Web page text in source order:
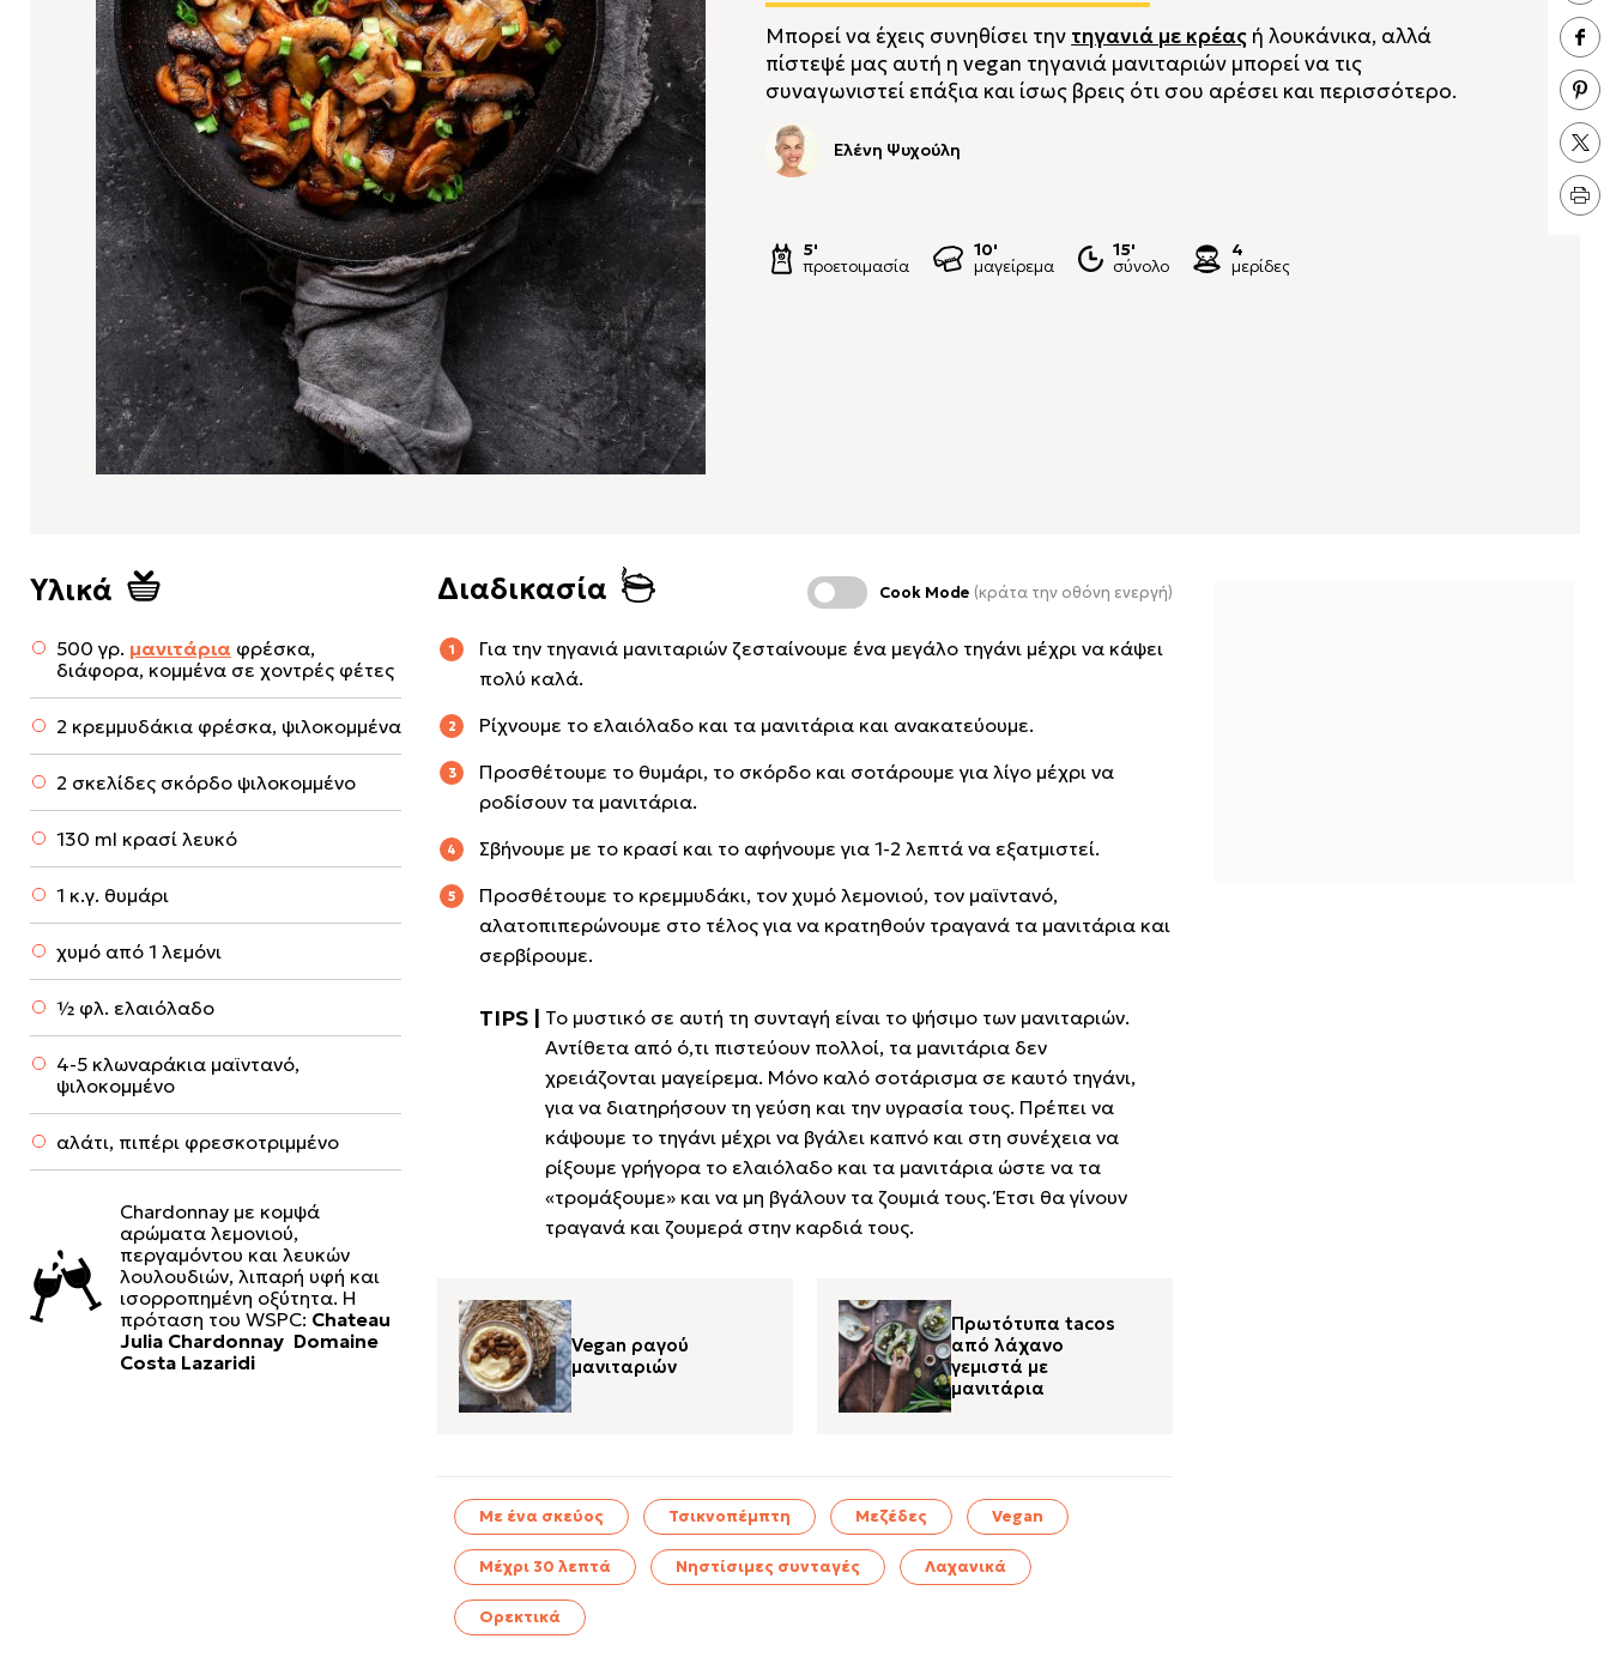
Μπορεί να έχεις συνηθίσει την τηγανιά με κρέας ή λουκάνικα, αλλά
πίστεψέ μας αυτή η vegan τηγανιά μανιταριών μπορεί να τις
συναγωνιστεί επάξια και ίσως βρεις ότι σου αρέσει και περισσότερο.
Ελένη Ψυχούλη
5'
προετοιμασία
10'
μαγείρεμα
15'
σύνολο
4
μερίδες
Υλικά
500 γρ. μανιτάρια φρέσκα,
διάφορα, κομμένα σε χοντρές φέτες
2 κρεμμυδάκια φρέσκα, ψιλοκομμένα
2 σκελίδες σκόρδο ψιλοκομμένο
130 ml κρασί λευκό
1 κ.γ. θυμάρι
χυμό από 1 λεμόνι
½ φλ. ελαιόλαδο
4-5 κλωναράκια μαϊντανό,
ψιλοκομμένο
αλάτι, πιπέρι φρεσκοτριμμένο
Chardonnay με κομψά
αρώματα λεμονιού,
περγαμόντου και λευκών
λουλουδιών, λιπαρή υφή και
ισορροπημένη οξύτητα. Η
πρόταση του WSPC: Chateau
Julia Chardonnay Domaine
Costa Lazaridi
Διαδικασία Cook Mode (κράτα την οθόνη ενεργή)
Για την τηγανιά μανιταριών ζεσταίνουμε ένα μεγάλο τηγάνι μέχρι να κάψει
πολύ καλά.
Ρίχνουμε το ελαιόλαδο και τα μανιτάρια και ανακατεύουμε.
Προσθέτουμε το θυμάρι, το σκόρδο και σοτάρουμε για λίγο μέχρι να
ροδίσουν τα μανιτάρια.
Σβήνουμε με το κρασί και το αφήνουμε για 1-2 λεπτά να εξατμιστεί.
Προσθέτουμε το κρεμμυδάκι, τον χυμό λεμονιού, τον μαϊντανό,
αλατοπιπερώνουμε στο τέλος για να κρατηθούν τραγανά τα μανιτάρια και
σερβίρουμε.
Το μυστικό σε αυτή τη συνταγή είναι το ψήσιμο των μανιταριών.
Αντίθετα από ό,τι πιστεύουν πολλοί, τα μανιτάρια δεν
χρειάζονται μαγείρεμα. Μόνο καλό σοτάρισμα σε καυτό τηγάνι,
για να διατηρήσουν τη γεύση και την υγρασία τους. Πρέπει να
κάψουμε το τηγάνι μέχρι να βγάλει καπνό και στη συνέχεια να
ρίξουμε γρήγορα το ελαιόλαδο και τα μανιτάρια ώστε να τα
«τρομάξουμε» και να μη βγάλουν τα ζουμιά τους. Έτσι θα γίνουν
τραγανά και ζουμερά στην καρδιά τους.
Vegan ραγού
μανιταριών
Πρωτότυπα tacos
από λάχανο
γεμιστά με
μανιτάρια
Με ένα σκεύος Τσικνοπέμπτη Μεζέδες Vegan
Μέχρι 30 λεπτά Νηστίσιμες συνταγές Λαχανικά
Ορεκτικά